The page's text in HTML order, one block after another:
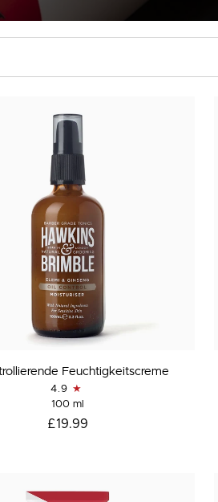
Feuchtigkeitscreme
4.9
100 ml
£19.99